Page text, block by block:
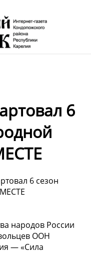
6
6 сезон
народов России
ООН
— «Сила